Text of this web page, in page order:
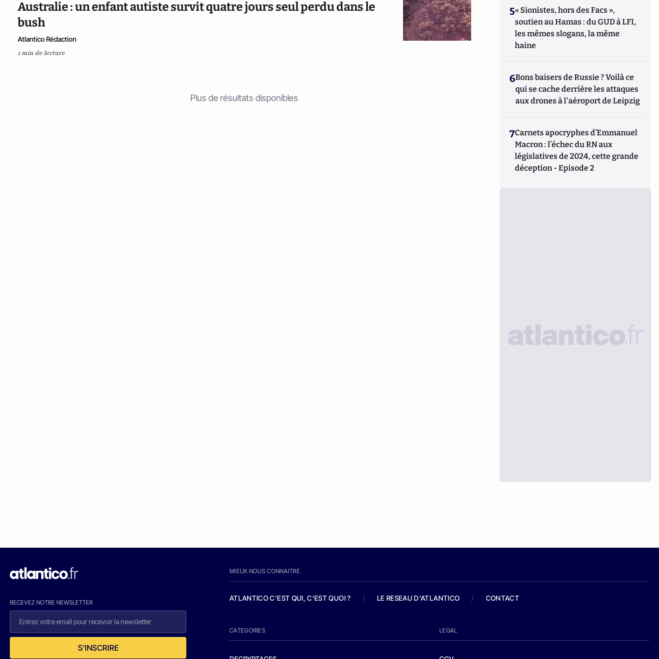
Australie : un enfant autiste survit quatre jours seul perdu dans le
bush
Atlantico Rédaction
1 min de lecture
Plus de résultats disponibles
5« Sionistes, hors des Facs »,
soutien au Hamas : du GUD à LFI,
les mêmes slogans, la même
haine
6Bons baisers de Russie ? Voilà ce
qui se cache derrière les attaques
aux drones à l'aéroport de Leipzig
7Carnets apocryphes d’Emmanuel
Macron : l’échec du RN aux
législatives de 2024, cette grande
déception - Episode 2
RECEVEZ NOTRE NEWSLETTER
S'INSCRIRE
MIEUX NOUS CONNAITRE
ATLANTICO C'EST QUI, C'EST QUOI ? / LE RESEAU D'ATLANTICO / CONTACT
CATEGORIES LEGAL